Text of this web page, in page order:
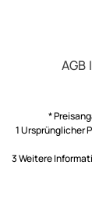
AGB
*
1 Ursprünglicher
3 Weitere